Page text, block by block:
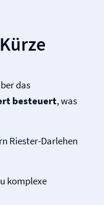
das
besteuert, was
Riester-Darlehen
komplexe